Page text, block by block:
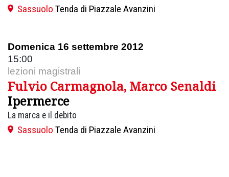
Sassuolo Tenda di Piazzale Avanzini
Domenica 16 settembre 2012
15:00
lezioni magistrali
Fulvio Carmagnola, Marco Senaldi
Ipermerce
La marca e il debito
Sassuolo Tenda di Piazzale Avanzini